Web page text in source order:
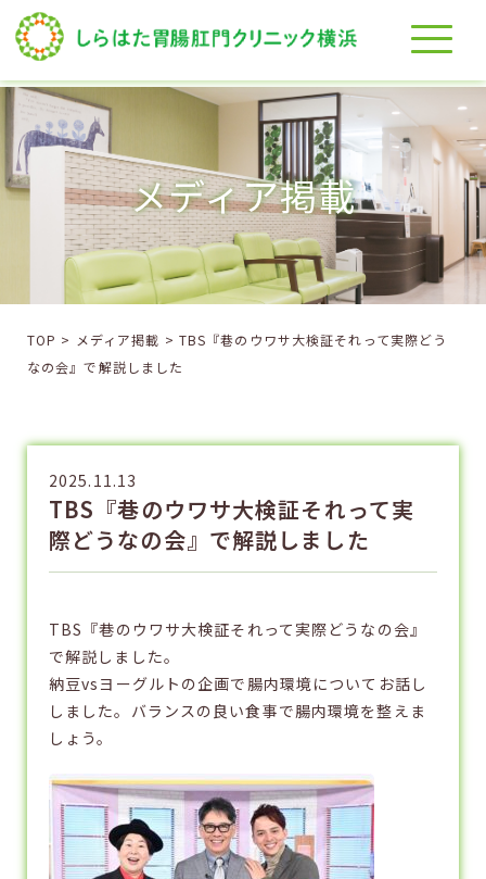
メディア掲載
TOP > メディア掲載 > TBS『巷のウワサ大検証それって実際どう
なの会』で解説しました
2025.11.13
TBS『巷のウワサ大検証それって実
際どうなの会』で解説しました
TBS『巷のウワサ大検証それって実際どうなの会』
で解説しました。
納豆vsヨーグルトの企画で腸内環境についてお話し
しました。バランスの良い食事で腸内環境を整えま
しょう。